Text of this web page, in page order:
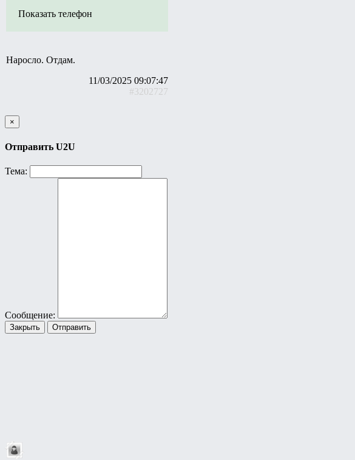
Показать телефон
Наросло. Отдам.
11/03/2025 09:07:47
#3202727
×
Отправить U2U
Тема:
Сообщение:
Закрыть Отправить